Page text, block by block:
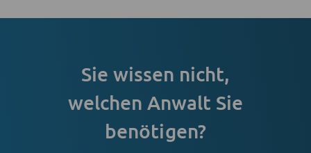
Sie wissen nicht,
welchen Anwalt Sie
benötigen?